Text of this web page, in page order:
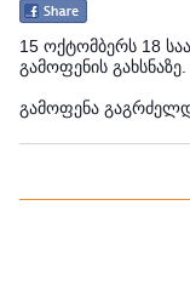
15 ოქტომბერს 18
გამოფენის გახსნაზე.
გამოფენა